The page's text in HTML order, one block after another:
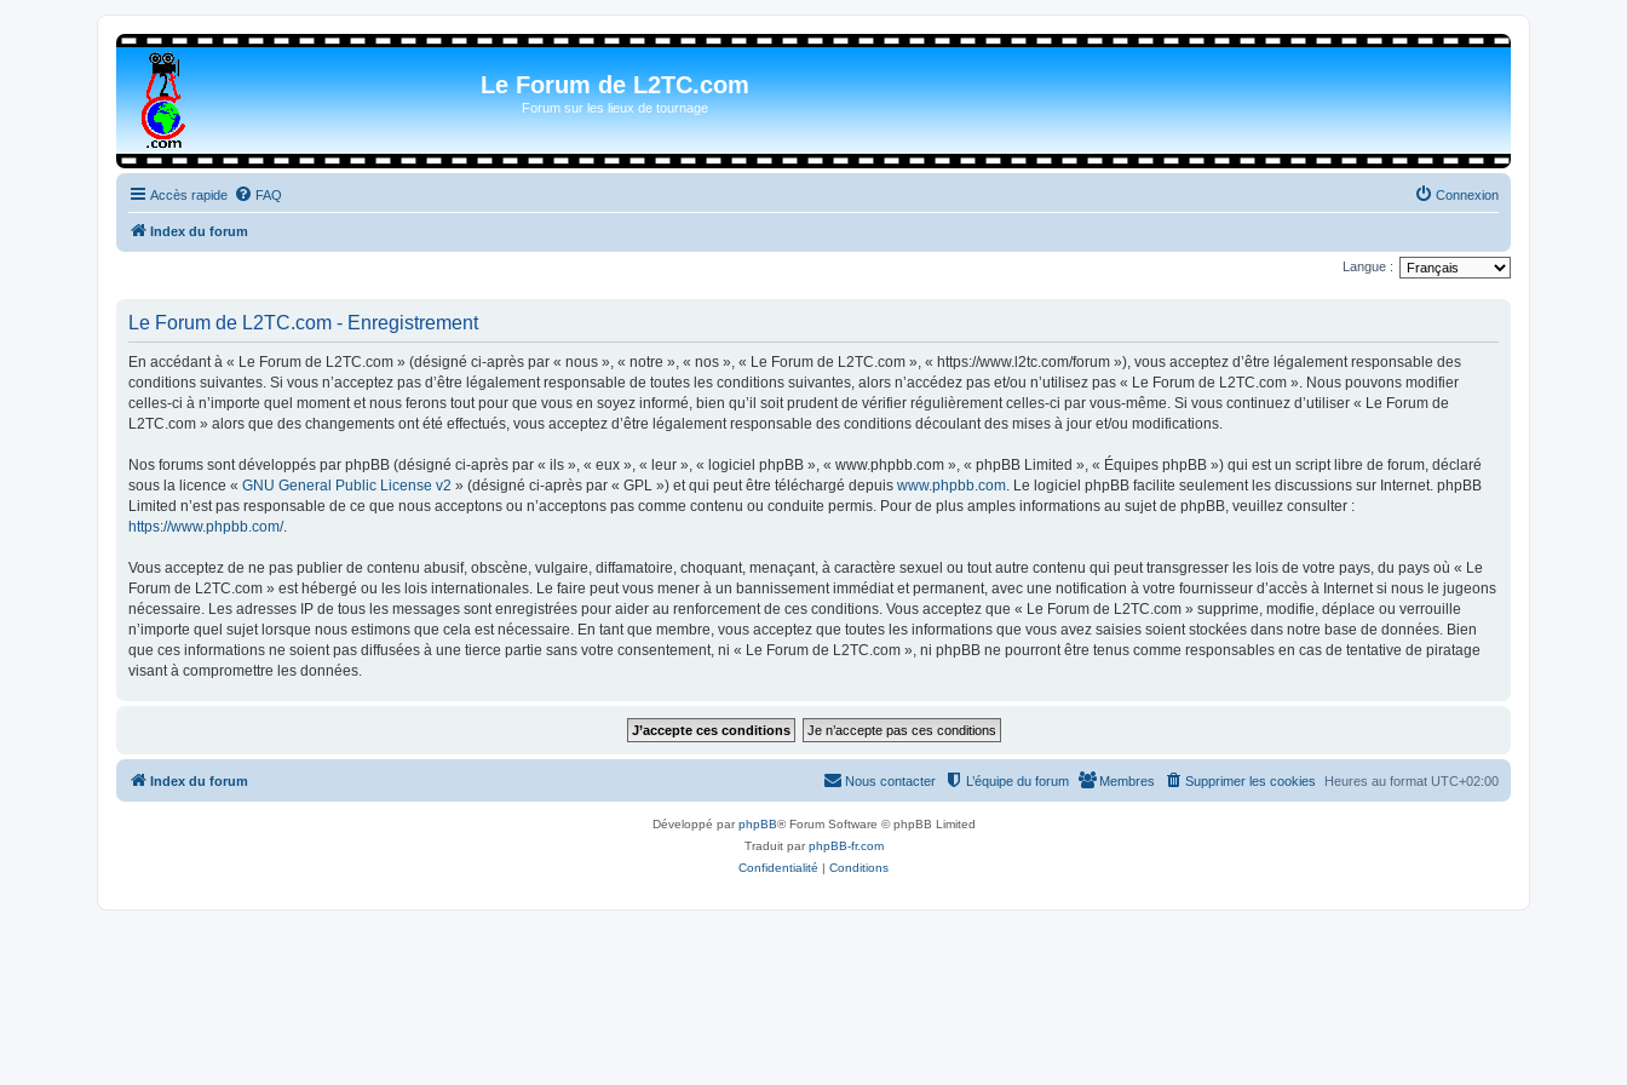
Le Forum de L2TC.com
Forum sur les lieux de tournage
Accès rapide FAQ Connexion
Index du forum
Langue :
Le Forum de L2TC.com - Enregistrement
En accédant à « Le Forum de L2TC.com » (désigné ci-après par « nous », « notre », « nos », « Le Forum de L2TC.com », « https://www.l2tc.com/forum »), vous acceptez d’être légalement responsable des
conditions suivantes. Si vous n’acceptez pas d’être légalement responsable de toutes les conditions suivantes, alors n’accédez pas et/ou n’utilisez pas « Le Forum de L2TC.com ». Nous pouvons modifier
celles-ci à n’importe quel moment et nous ferons tout pour que vous en soyez informé, bien qu’il soit prudent de vérifier régulièrement celles-ci par vous-même. Si vous continuez d’utiliser « Le Forum de
L2TC.com » alors que des changements ont été effectués, vous acceptez d’être légalement responsable des conditions découlant des mises à jour et/ou modifications.
Nos forums sont développés par phpBB (désigné ci-après par « ils », « eux », « leur », « logiciel phpBB », « www.phpbb.com », « phpBB Limited », « Équipes phpBB ») qui est un script libre de forum, déclaré
sous la licence « GNU General Public License v2 » (désigné ci-après par « GPL ») et qui peut être téléchargé depuis www.phpbb.com . Le logiciel phpBB facilite seulement les discussions sur Internet. phpBB
Limited n’est pas responsable de ce que nous acceptons ou n’acceptons pas comme contenu ou conduite permis. Pour de plus amples informations au sujet de phpBB, veuillez consulter :
https://www.phpbb.com/.
Vous acceptez de ne pas publier de contenu abusif, obscène, vulgaire, diffamatoire, choquant, menaçant, à caractère sexuel ou tout autre contenu qui peut transgresser les lois de votre pays, du pays où « Le
Forum de L2TC.com » est hébergé ou les lois internationales. Le faire peut vous mener à un bannissement immédiat et permanent, avec une notification à votre fournisseur d’accès à Internet si nous le jugeons
nécessaire. Les adresses IP de tous les messages sont enregistrées pour aider au renforcement de ces conditions. Vous acceptez que « Le Forum de L2TC.com » supprime, modifie, déplace ou verrouille
n’importe quel sujet lorsque nous estimons que cela est nécessaire. En tant que membre, vous acceptez que toutes les informations que vous avez saisies soient stockées dans notre base de données. Bien
que ces informations ne soient pas diffusées à une tierce partie sans votre consentement, ni « Le Forum de L2TC.com », ni phpBB ne pourront être tenus comme responsables en cas de tentative de piratage
visant à compromettre les données.
Index du forum Heures au format UTC+02:00
Supprimer les cookies
Membres
L’équipe du forum
Nous contacter
Développé parphpBB® Forum Software © phpBB Limited
Traduit parphpBB-fr.com
Confidentialité | Conditions